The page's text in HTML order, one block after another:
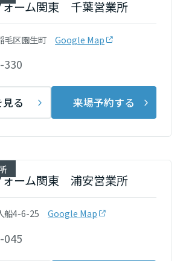
ォーム関東 千葉営業所
毛区園生町 Google Map
330
る 来場予約する
ォーム関東 浦安営業所
船4-6-25 Google Map
045